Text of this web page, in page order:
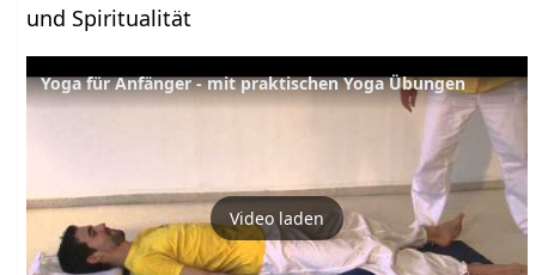
und Spiritualität
Yoga für Anfänger - mit praktischen Yoga Übungen
Video laden